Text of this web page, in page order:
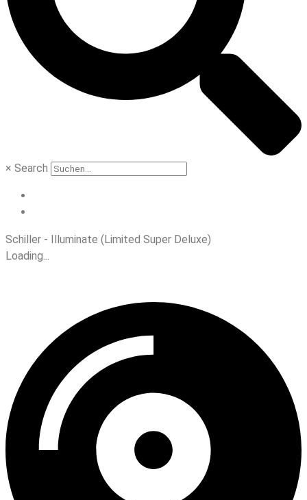
× Search
Schiller - Illuminate (Limited Super Deluxe)
Loading...